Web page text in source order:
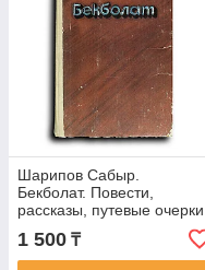
Шарипов Сабыр.
Бекболат. Повести,
рассказы, путевые очерки
1 500 ₸